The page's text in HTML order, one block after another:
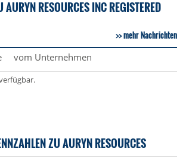
RESOURCES INC REGISTERED
mehr Nachrichten
vom Unternehmen
ZU AURYN RESOURCES